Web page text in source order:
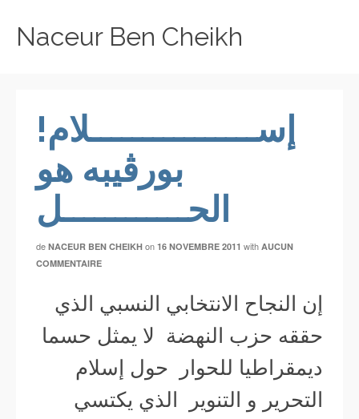
Naceur Ben Cheikh
!إســــــــــــــــلام
بورڤيبه هو
الحــــــــــــل
de NACEUR BEN CHEIKH on 16 NOVEMBRE 2011 with AUCUN
COMMENTAIRE
إن النجاح الانتخابي النسبي الذي
حققه حزب النهضة لا يمثل حسما
ديمقراطيا للحوار حول إسلام
التحرير و التنوير الذي يكتسي